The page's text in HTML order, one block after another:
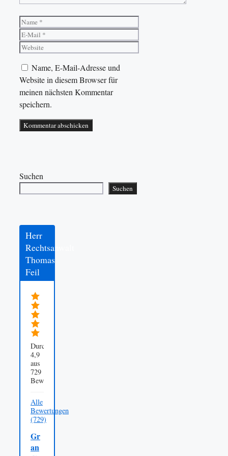
Name
Name, E-Mail-Adresse und
Website in diesem Browser für
meinen nächsten Kommentar
speichern.
Suchen
Suchen
Herr
Rechtsanwalt
Thomas
Feil
Durchschnittsbewertung
4,9
aus
729
Bewertungen
Alle
Bewertungen
(729)
Gr
an